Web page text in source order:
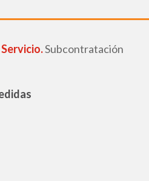
Servicio.Subcontratación